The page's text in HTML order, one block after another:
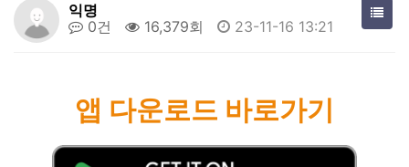
익명
0건
16,379회 23-11-16 13:21
앱 다운로드 바로가기